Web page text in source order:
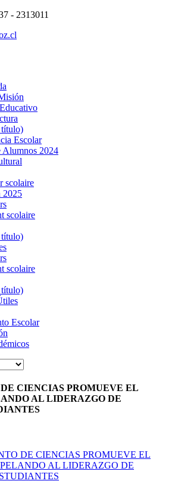
- 2313011
Escolar
Alumnos 2024
scolaire
2025
scolaire
scolaire
Escolar
CIENCIAS PROMUEVE EL
AL LIDERAZGO DE
DE CIENCIAS PROMUEVE EL
AL LIDERAZGO DE